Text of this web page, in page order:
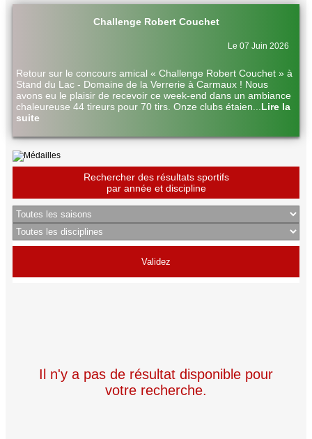
Challenge Robert Couchet
Le 07 Juin 2026
Retour sur le concours amical « Challenge Robert Couchet » à
Stand du Lac - Domaine de la Verrerie à Carmaux ! Nous
avons eu le plaisir de recevoir ce week-end dans un ambiance
chaleureuse 44 tireurs pour 70 tirs. Onze clubs étaien
Lire la
suite
Rechercher des résultats sportifs
par année et discipline
Il n'y a pas de résultat disponible pour
votre recherche.